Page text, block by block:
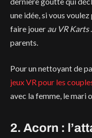
une idée, si vous
faire jouer au VR Karts
parents.
Pour un nettoyant de
jeux VR pour les
avec la femme, le mari
2. Acorn :